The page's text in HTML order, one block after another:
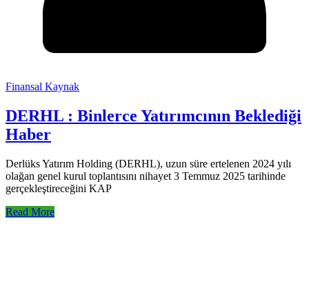
Finansal Kaynak
DERHL : Binlerce Yatırımcının Beklediği
Haber
Derlüks Yatırım Holding (DERHL), uzun süre ertelenen 2024 yılı
olağan genel kurul toplantısını nihayet 3 Temmuz 2025 tarihinde
gerçekleştireceğini KAP
Read More